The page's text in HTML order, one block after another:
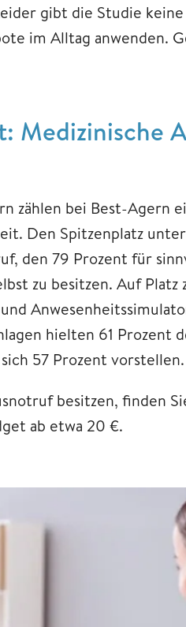
gibt die Studie
im Alltag anwenden.
Medizinische
zählen bei Best-Agern
Den Spitzenplatz
den 79 Prozent für
zu besitzen. Auf
hielten 61 Prozent
57 Prozent vorstellen.
besitzen, finden
ab etwa 20 €.